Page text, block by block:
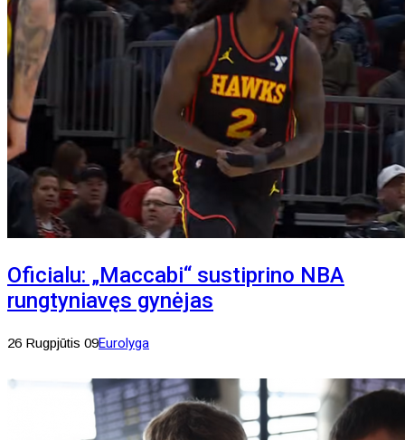
Oficialu: „Maccabi“ sustiprino NBA
rungtyniavęs gynėjas
26 Rugpjūtis 09Eurolyga